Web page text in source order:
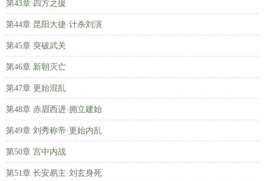
第43章 四方之援
第44章 昆阳大捷·计杀刘演
第45章 突破武关
第46章 新朝灭亡
第47章 更始混乱
第48章 赤眉西进·拥立建始
第49章 刘秀称帝·更始内乱
第50章 宫中内战
第51章 长安易主·刘玄身死